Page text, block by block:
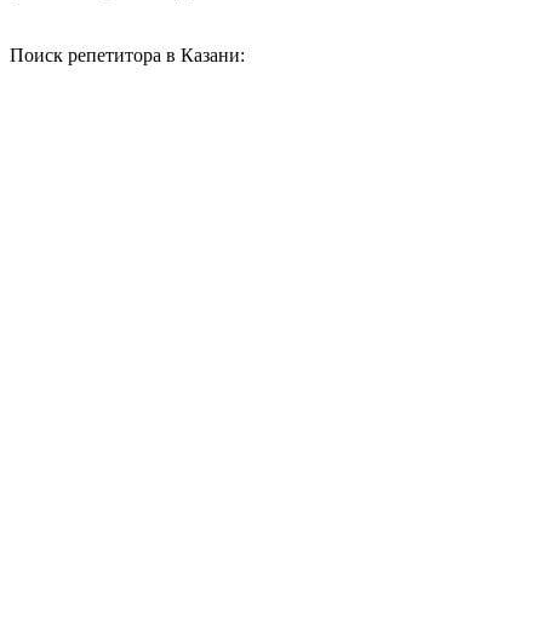
Поиск репетитора в Казани: